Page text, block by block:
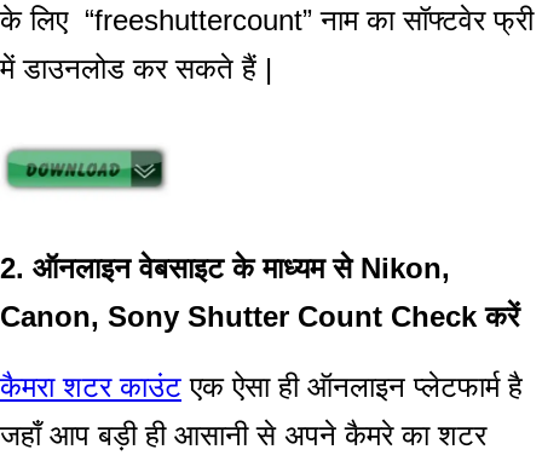
के लिए “freeshuttercount” नाम का सॉफ्टवेर फ्री
में डाउनलोड कर सकते हैं |
2. ऑनलाइन वेबसाइट के माध्यम सेNikon,
Canon, Sony Shutter Count Check करें
कैमरा शटर काउंट एक ऐसा ही ऑनलाइन प्लेटफार्म है
जहाँ आप बड़ी ही आसानी से अपने कैमरे का शटर